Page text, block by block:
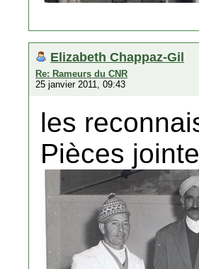
Elizabeth Chappaz-Gil
Re: Rameurs du CNR
25 janvier 2011, 09:43
les
Pièces